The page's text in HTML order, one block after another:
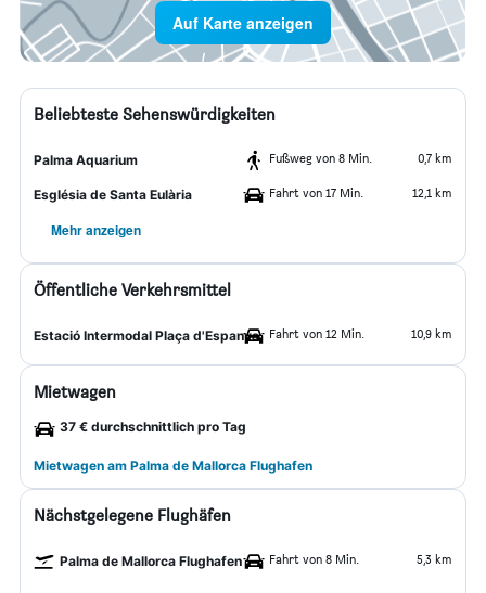
Auf Karte anzeigen
Beliebteste Sehenswürdigkeiten
Palma Aquarium Fußweg von 8 Min. 0,7 km
Església de Santa Eulària Fahrt von 17 Min. 12,1 km
Mehr anzeigen
Öffentliche Verkehrsmittel
Estació Intermodal Plaça d'Espanya Fahrt von 12 Min. 10,9 km
Mietwagen
37 € durchschnittlich pro Tag
Mietwagen am Palma de Mallorca Flughafen
Nächstgelegene Flughäfen
Palma de Mallorca Flughafen Fahrt von 8 Min. 5,3 km